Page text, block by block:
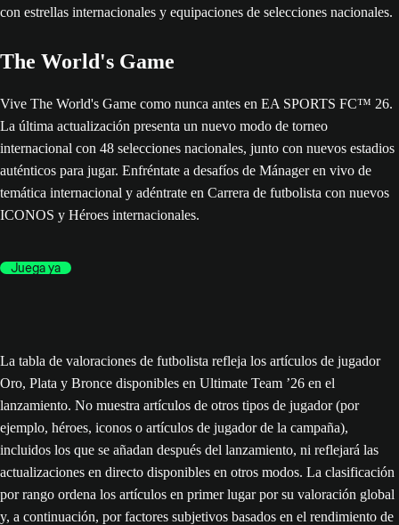
The World's Game
Vive The World's Game como nunca antes en EA SPORTS FC™ 26.
La última actualización presenta un nuevo modo de torneo
internacional con 48 selecciones nacionales, junto con nuevos estadios
auténticos para jugar. Enfréntate a desafíos de Mánager en vivo de
temática internacional y adéntrate en Carrera de futbolista con nuevos
ICONOS y Héroes internacionales.
Juega ya
La tabla de valoraciones de futbolista refleja los artículos de jugador
Oro, Plata y Bronce disponibles en Ultimate Team ’26 en el
lanzamiento. No muestra artículos de otros tipos de jugador (por
ejemplo, héroes, iconos o artículos de jugador de la campaña),
incluidos los que se añadan después del lanzamiento, ni reflejará las
actualizaciones en directo disponibles en otros modos. La clasificación
por rango ordena los artículos en primer lugar por su valoración global
y, a continuación, por factores subjetivos basados en el rendimiento de